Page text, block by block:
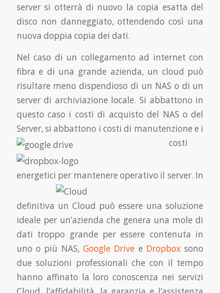
server si otterrà di nuovo la copia esatta del
disco non danneggiato, ottendendo così una
nuova doppia copia dei dati.
Nel caso di un collegamento ad internet con
fibra e di una grande azienda, un cloud può
risultare meno dispendioso di un NAS o di un
server di archiviazione locale. Si abbattono in
questo caso i costi di acquisto del NAS o del
Server, si abbattono i costidi manutenzione e i
costi
energetici per mantenere operativo il server. In
definitiva un Cloud può essere una soluzione
ideale per un’azienda che genera una mole di
dati troppo grande per essere contenuta in
uno o più NAS, Google Drive e Dropbox sono
due soluzioni professionali che con il tempo
hanno affinato la loro conoscenza nei servizi